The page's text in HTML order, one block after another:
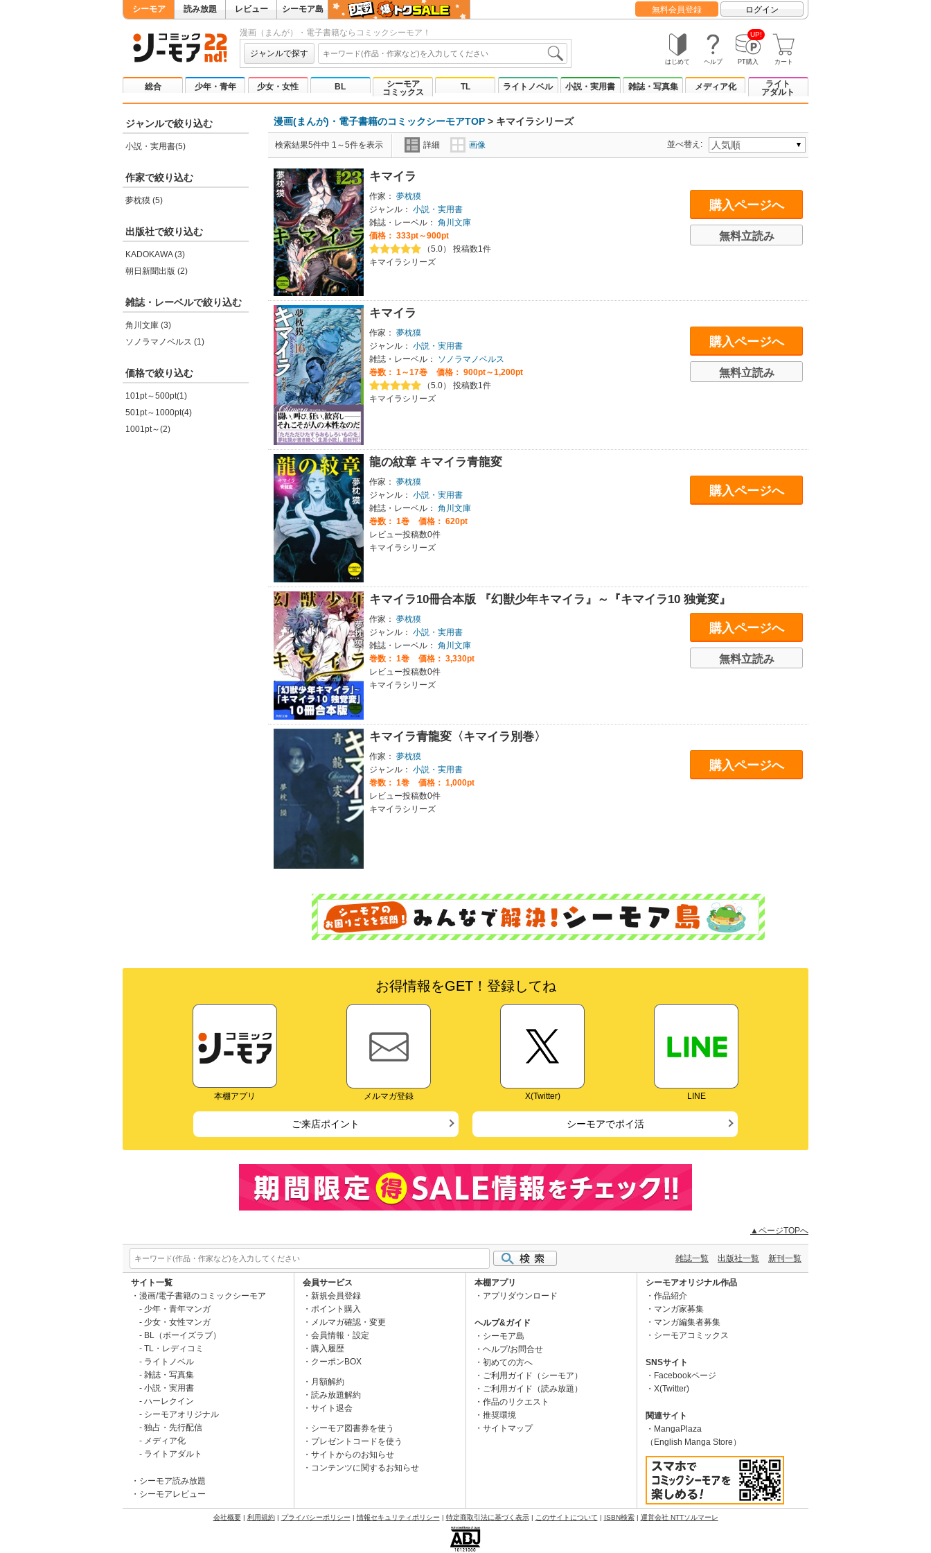
シーモア 読み放題 レビュー シーモア島 無料会員登録 ログイン
漫画（まんが）・電子書籍ならコミックシーモア！
ジャンルで探す
はじめて ヘルプ
UP!
PT購入 カート
総合 少年・青年 少女・女性 BL
シーモア
コミックス
TL ライトノベル 小説・実用書 雑誌・写真集 メディア化
ライト
アダルト
ジャンルで絞り込む
小説・実用書(5)
作家で絞り込む
夢枕獏 (5)
出版社で絞り込む
KADOKAWA (3)
朝日新聞出版 (2)
雑誌・レーベルで絞り込む
角川文庫 (3)
ソノラマノベルス (1)
価格で絞り込む
101pt～500pt(1)
501pt～1000pt(4)
1001pt～(2)
漫画(まんが)・電子書籍のコミックシーモアTOP > キマイラシリーズ
検索結果5件中 1～5件を表示 詳細 画像 並べ替え:
キマイラ
作家： 夢枕獏
ジャンル： 小説・実用書
雑誌・レーベル： 角川文庫
価格： 333pt～900pt
（5.0） 投稿数1件
キマイラシリーズ
購入ページへ
無料立読み
キマイラ
作家： 夢枕獏
ジャンル： 小説・実用書
雑誌・レーベル：
ソノラマノベルス
巻数： 1～17巻
価格： 900pt～1,200pt
（5.0） 投稿数1件
キマイラシリーズ
購入ページへ
無料立読み
龍の紋章 キマイラ青龍変
作家： 夢枕獏
ジャンル： 小説・実用書
雑誌・レーベル： 角川文庫
巻数： 1巻
価格： 620pt
レビュー投稿数0件
キマイラシリーズ
購入ページへ
キマイラ10冊合本版 『幻獣少年キマイラ』～『キマイラ10 独覚変』
作家： 夢枕獏
ジャンル： 小説・実用書
雑誌・レーベル： 角川文庫
巻数： 1巻
価格： 3,330pt
レビュー投稿数0件
キマイラシリーズ
購入ページへ
無料立読み
キマイラ青龍変〈キマイラ別巻〉
作家： 夢枕獏
ジャンル： 小説・実用書
巻数： 1巻
価格： 1,000pt
レビュー投稿数0件
キマイラシリーズ
購入ページへ
お得情報をGET！登録してね
本棚アプリ メルマガ登録 X(Twitter) LINE
ご来店ポイント シーモアでポイ活
▲ページTOPへ
雑誌一覧 出版社一覧 新刊一覧
サイト一覧
漫画/電子書籍のコミックシーモア
少年・青年マンガ
少女・女性マンガ
BL（ボーイズラブ）
TL・レディコミ
ライトノベル
雑誌・写真集
小説・実用書
ハーレクイン
シーモアオリジナル
独占・先行配信
メディア化
ライトアダルト
シーモア読み放題
シーモアレビュー
会員サービス
新規会員登録
ポイント購入
メルマガ確認・変更
会員情報・設定
購入履歴
クーポンBOX
月額解約
読み放題解約
サイト退会
シーモア図書券を使う
プレゼントコードを使う
サイトからのお知らせ
コンテンツに関するお知らせ
本棚アプリ
アプリダウンロード
ヘルプ&ガイド
シーモア島
ヘルプ/お問合せ
初めての方へ
ご利用ガイド（シーモア）
ご利用ガイド（読み放題）
作品のリクエスト
推奨環境
サイトマップ
シーモアオリジナル作品
作品紹介
マンガ家募集
マンガ編集者募集
シーモアコミックス
SNSサイト
Facebookページ
X(Twitter)
関連サイト
MangaPlaza
（English Manga Store）
会社概要| 利用規約| プライバシーポリシー | 情報セキュリティポリシー | 特定商取引法に基づく表示| このサイトについて | ISBN検索| 運営会社 NTTソルマーレ